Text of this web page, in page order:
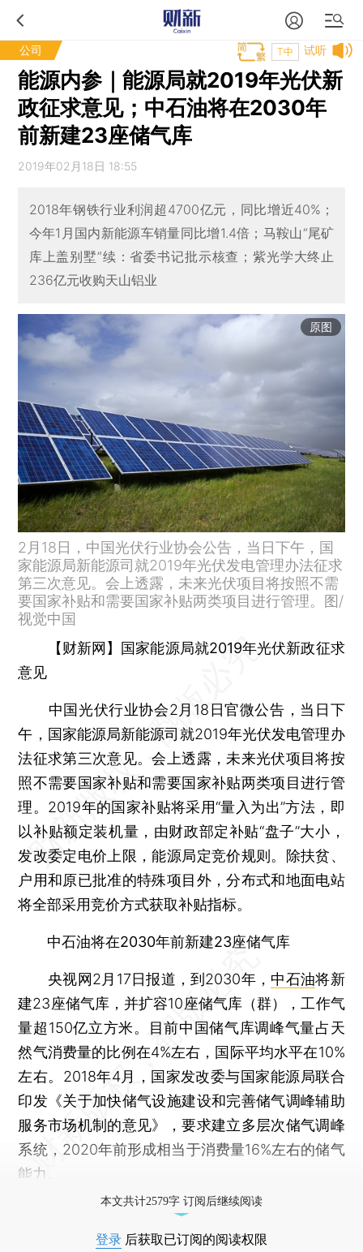
公司 试听
T中
能源内参｜能源局就2019年光伏新
政征求意见；中石油将在2030年
前新建23座储气库
2019年02月18日 18:55
2018年钢铁行业利润超4700亿元，同比增近40%；
今年1月国内新能源车销量同比增1.4倍；马鞍山“尾矿
库上盖别墅”续：省委书记批示核查；紫光学大终止
236亿元收购天山铝业
原图
2月18日，中国光伏行业协会公告，当日下午，国
家能源局新能源司就2019年光伏发电管理办法征求
第三次意见。会上透露，未来光伏项目将按照不需
要国家补贴和需要国家补贴两类项目进行管理。图/
视觉中国
【财新网】 国家能源局就2019年光伏新政征求
意见
中国光伏行业协会2月18日官微公告，当日下
午，国家能源局新能源司就2019年光伏发电管理办
法征求第三次意见。会上透露，未来光伏项目将按
照不需要国家补贴和需要国家补贴两类项目进行管
理。2019年的国家补贴将采用“量入为出”方法，即
以补贴额定装机量，由财政部定补贴“盘子”大小，
发改委定电价上限，能源局定竞价规则。除扶贫、
户用和原已批准的特殊项目外，分布式和地面电站
将全部采用竞价方式获取补贴指标。
中石油将在2030年前新建23座储气库
央视网2月17日报道，到2030年， 中石油将新
建23座储气库，并扩容10座储气库（群），工作气
量超150亿立方米。目前中国储气库调峰气量占天
然气消费量的比例在4%左右，国际平均水平在10%
左右。2018年4月，国家发改委与国家能源局联合
印发《关于加快储气设施建设和完善储气调峰辅助
服务市场机制的意见》，要求建立多层次储气调峰
系统，2020年前形成相当于消费量16%左右的储气
能力。
本文共计2579字 订阅后继续阅读
登录 后获取已订阅的阅读权限